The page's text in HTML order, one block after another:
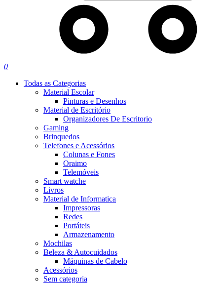
0
Todas as Categorias
Material Escolar
Pinturas e Desenhos
Material de Escritório
Organizadores De Escritorio
Gaming
Brinquedos
Telefones e Acessórios
Colunas e Fones
Oraimo
Telemóveis
Smart watche
Livros
Material de Informatica
Impressoras
Redes
Portáteis
Armazenamento
Mochilas
Beleza & Autocuidados
Máquinas de Cabelo
Acessórios
Sem categoria